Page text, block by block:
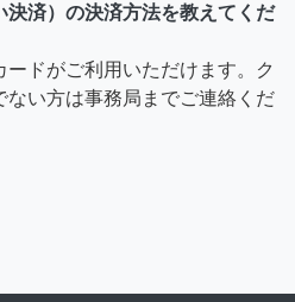
済）の決済方法を教えてくだ
ドがご利用いただけます。ク
ない方は事務局までご連絡くだ